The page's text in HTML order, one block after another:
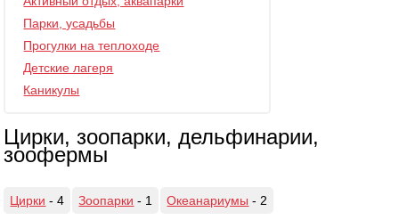
Парки, усадьбы
Прогулки на теплоходе
Детские лагеря
Каникулы
Цирки, зоопарки, дельфинарии,
зоофермы
Цирки - 4 Зоопарки - 1 Океанариумы - 2